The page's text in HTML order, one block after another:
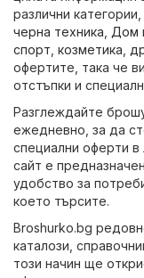
различни
черна техника Дом
спорт козметика
офертите, така че
отстъпки и
Разглеждайте
ежедневно, за да
специални оферти
сайт е
удобство за
което търсите.
Broshurko.bg
каталози,
този начин ще